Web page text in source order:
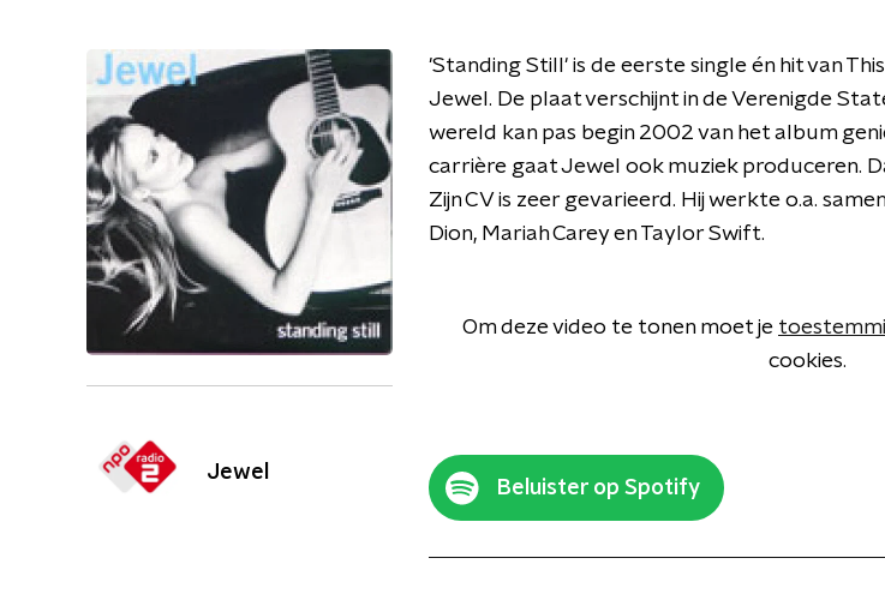
Jewel
'Standing Still' is de eerste single én hit van
Jewel. De plaat verschijnt in de Verenigde
wereld kan pas begin 2002 van het album
carrière gaat Jewel ook muziek produceren.
Zijn CV is zeer gevarieerd. Hij werkte o.a.
Dion, Mariah Carey en Taylor Swift.
Om deze video te tonen moet je
cookies.
Beluister op Spotify